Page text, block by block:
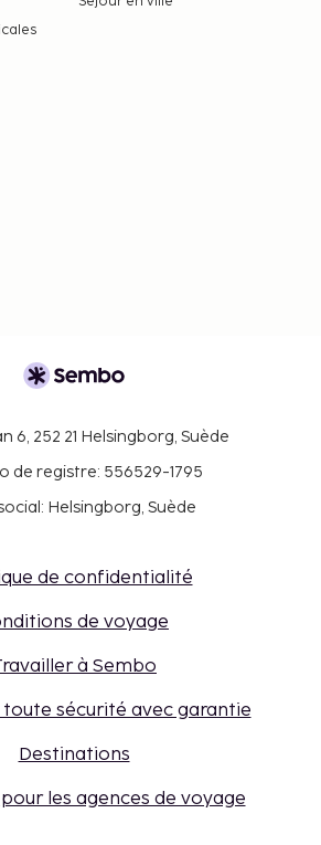
6, 252 21 Helsingborg, Suède
de registre: 556529-1795
Helsingborg, Suède
de confidentialité
de voyage
à Sembo
toute sécurité avec garantie
Destinations
les agences de voyage